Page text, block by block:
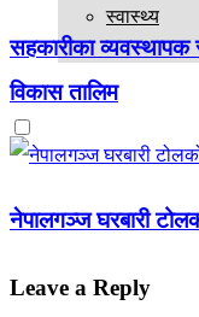
स्वास्थ्य
सहकारीका
विकास तालिम
नेपालगञ्ज घरबारी
Leave a Reply